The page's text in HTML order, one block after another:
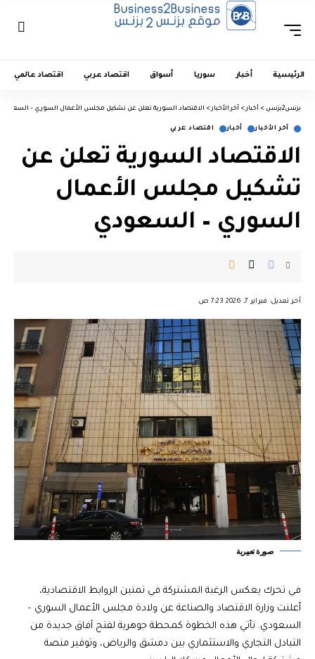
الرئيسية أخبار سوريا أسواق اقتصاد عربي اقتصاد عالمي
بزنس2بزنس > أخبار > آخر الأخبار > الاقتصاد السورية تعلن عن تشكيل مجلس الأعمال السوري – السعودي
آخر الأخبار أخبار اقتصاد عربي
الاقتصاد السورية تعلن عن
تشكيل مجلس الأعمال
السوري – السعودي
آخر تعديل: فبراير 7, 2026 7:23 ص
صورة تعبيرية
في تحرك يعكس الرغبة المشتركة في تمتين الروابط الاقتصادية،
أعلنت وزارة الاقتصاد والصناعة عن ولادة مجلس الأعمال السوري –
السعودي. تأتي هذه الخطوة كمحطة جوهرية لفتح آفاق جديدة من
التبادل التجاري والاستثماري بين دمشق والرياض، وتوفير منصة